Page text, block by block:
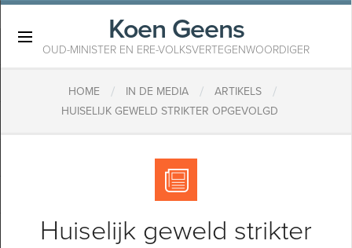
Koen Geens
OUD-MINISTER EN ERE-VOLKSVERTEGENWOORDIGER
HOME / IN DE MEDIA / ARTIKELS /
HUISELIJK GEWELD STRIKTER OPGEVOLGD
Huiselijk geweld strikter